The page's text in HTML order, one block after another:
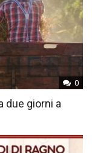
0
due giorni a